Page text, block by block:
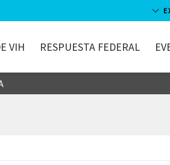
VIH RESPUESTA FEDERAL